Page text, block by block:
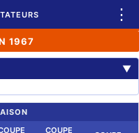
⋮
1967
▼
COUPE